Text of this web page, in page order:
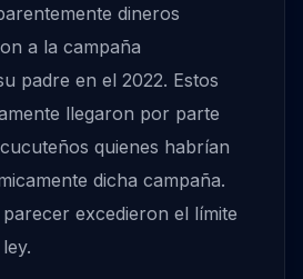
dineros
a la campaña
padre en el 2022. Estos
llegaron por parte
quienes habrían
dicha campaña.
excedieron el límite